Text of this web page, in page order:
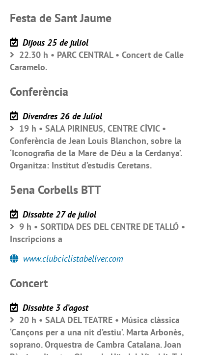
Festa de Sant Jaume
Dijous 25 de juliol
22.30 h • PARC CENTRAL • Concert de Calle
Caramelo.
Conferència
Divendres 26 de Juliol
19 h • SALA PIRINEUS, CENTRE CÍVIC •
Conferència de Jean Louis Blanchon, sobre la
‘Iconografia de la Mare de Déu a la Cerdanya’.
Organitza: Institut d’estudis Ceretans.
5ena Corbells BTT
Dissabte 27 de juliol
9 h • SORTIDA DES DEL CENTRE DE TALLÓ •
Inscripcions a
www.clubciclistabellver.com
Concert
Dissabte 3 d’agost
20 h • SALA DEL TEATRE • Música clàssica
‘Cançons per a una nit d’estiu’. Marta Arbonès,
soprano. Orquestra de Cambra Catalana. Joan